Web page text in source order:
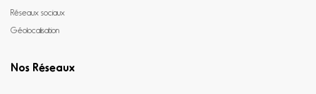
Réseaux sociaux
Géolocalisation
Nos Réseaux